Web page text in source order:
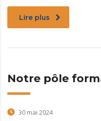
Lire plus
Notre pôle
30 mai 2024